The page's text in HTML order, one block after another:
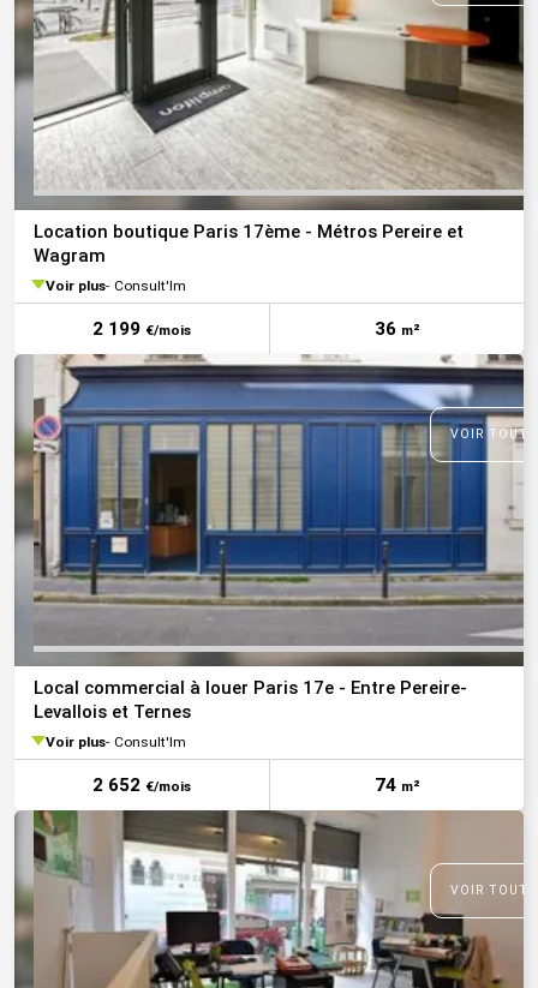
Location boutique Paris 17ème - Métros Pereire et
Wagram
Voir plus Consult'Im
2 199 €/mois 36 m²
VOIR
Local commercial à louer Paris 17e - Entre Pereire-
Levallois et Ternes
Voir plus Consult'Im
2 652 €/mois 74 m²
VOIR